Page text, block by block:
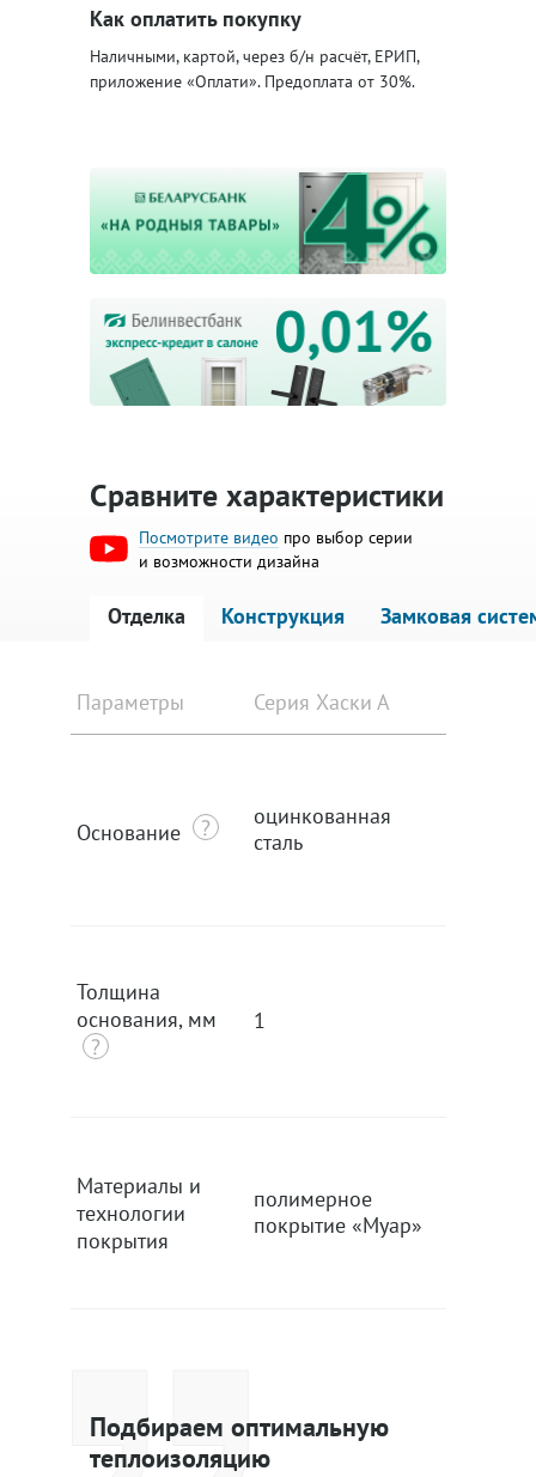
Как оплатить покупку
Наличными, картой, через б/н расчёт, ЕРИП,
приложение «Оплати». Предоплата от 30%.
Сравните характеристики
Посмотрите видео про выбор серии
и возможности дизайна
Отделка Конструкция Замковая
Параметры
Основание
Толщина
основания, мм
Материалы и
технологии
покрытия
Серия Хаски А
оцинкованная
сталь
1
полимерное
покрытие «Муар»
Подбираем оптимальную
теплоизоляцию